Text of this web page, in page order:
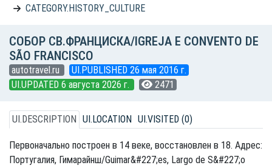
CATEGORY.HISTORY_CULTURE
СОБОР СВ.ФРАНЦИСКА/IGREJA E CONVENTO DE
SÃO FRANCISCO
autotravel.ru
UI.PUBLISHED 26 мая 2016 г.
UI.UPDATED 6 августа 2026 г.
2471
UI.DESCRIPTION UI.LOCATION UI.VISITED (0)
Первоначально построен в 14 веке, восстановлен в 18. Адрес:
Португалия, Гимарайнш/Guimar&#227;es, Largo de S&#227;o